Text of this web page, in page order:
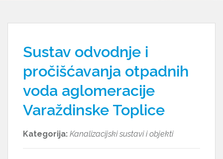
Sustav odvodnje i
pročišćavanja otpadnih
voda aglomeracije
Varaždinske Toplice
Kategorija: Kanalizacijski sustavi i objekti